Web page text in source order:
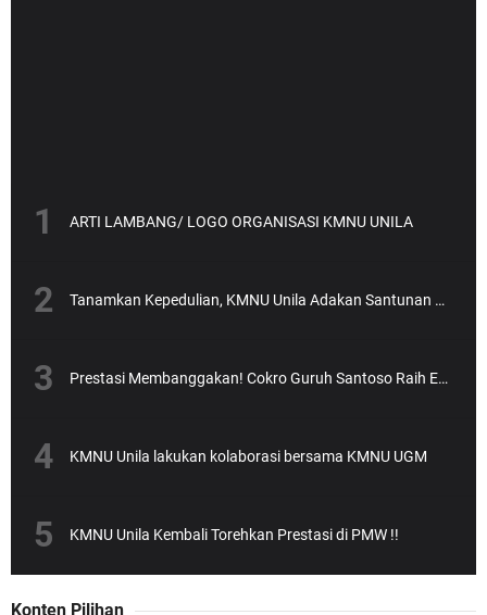
ARTI LAMBANG/ LOGO ORGANISASI KMNU UNILA
Tanamkan Kepedulian, KMNU Unila Adakan Santunan Anak Yatim
Prestasi Membanggakan! Cokro Guruh Santoso Raih Emas Olimpiade Biologi Puskanas
KMNU Unila lakukan kolaborasi bersama KMNU UGM
KMNU Unila Kembali Torehkan Prestasi di PMW !!
Konten Pilihan